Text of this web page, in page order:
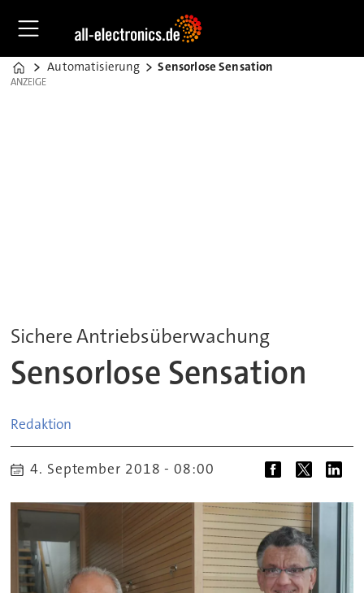
Home
Automatisierung Sensorlose Sensation
ANZEIGE
ANZEIGE
Sichere Antriebsüberwachung
Sensorlose Sensation
Redaktion
4. September 2018 - 08:00